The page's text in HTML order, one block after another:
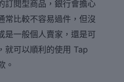
訂閱型商品，銀行會擔心
常比較不容易過件，但沒
是一般個人賣家，還是可
就可以順利的使用 Tap
。